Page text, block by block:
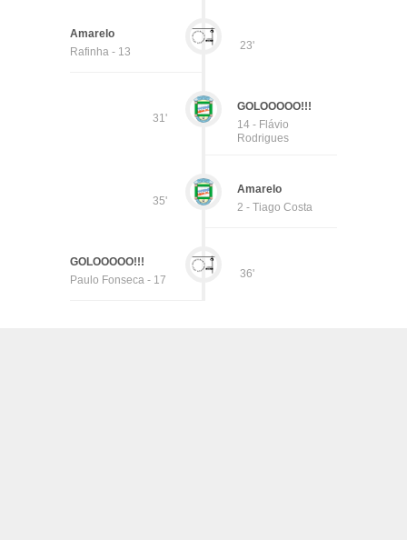
23'
Amarelo
Rafinha - 13
31'
GOLOOOOO!!!
14 - Flávio
Rodrigues
35'
Amarelo
2 - Tiago Costa
36'
GOLOOOOO!!!
Paulo Fonseca - 17